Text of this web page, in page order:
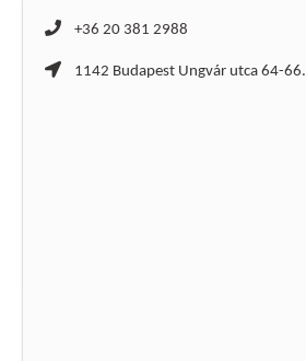
+36 20 381 2988
1142 Budapest Ungvár utca 64-66.